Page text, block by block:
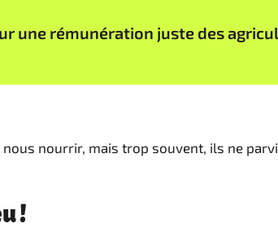
une rémunération juste des
nourrir, mais trop souvent, ils ne
!